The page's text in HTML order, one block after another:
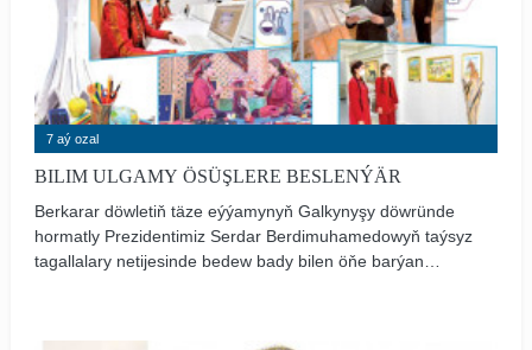
7 aý ozal
BILIM ULGAMY ÖSÜŞLERE BESLENÝÄR
Berkarar döwletiň täze eýýamynyň Galkynyşy döwründe
hormatly Prezidentimiz Serdar Berdimuhamedowyň taýsyz
tagallalary netijesinde bedew bady bilen öňe barýan
babalarymyzdan galan mirasdyr. Pederlerimiz okamak,